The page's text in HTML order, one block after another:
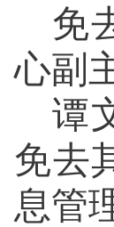
免
心副
谭
免去
息管